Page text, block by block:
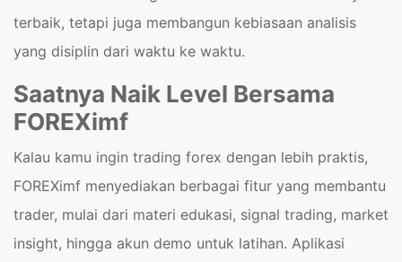
terbaik, tetapi juga membangun kebiasaan analisis
yang disiplin dari waktu ke waktu.
Saatnya Naik Level Bersama
FOREXimf
Kalau kamu ingin trading forex dengan lebih praktis,
FOREXimf menyediakan berbagai fitur yang membantu
trader, mulai dari materi edukasi, signal trading, market
insight, hingga akun demo untuk latihan. Aplikasi